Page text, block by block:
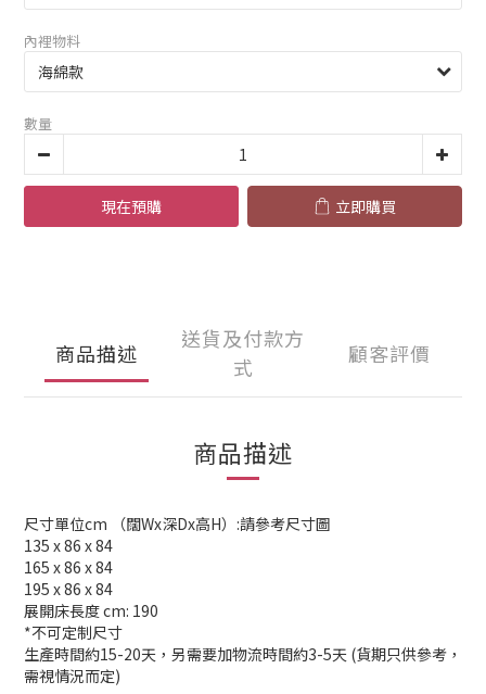
內裡物料
數量
現在預購 立即購買
商品描述
送貨及付款方
式
顧客評價
商品描述
尺寸單位cm （闊Wx深Dx高H）:請參考尺寸圖
135 x 86 x 84
165 x 86 x 84
195 x 86 x 84
展開床長度 cm: 190
*不可定制尺寸
生產時間約15-20天，另需要加物流時間約3-5天 (貨期只供參考，
需視情況而定)